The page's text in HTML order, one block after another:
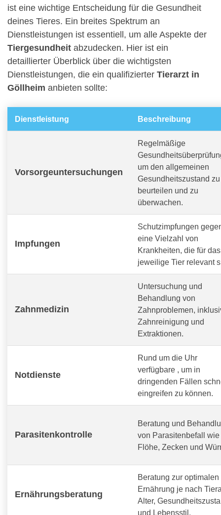
ist eine wichtige Entscheidung für die Gesundheit
deines Tieres. Ein breites Spektrum an
Dienstleistungen ist essentiell, um alle Aspekte der
Tiergesundheit abzudecken. Hier ist ein
detaillierter Überblick über die wichtigsten
Dienstleistungen, die ein qualifizierter Tierarzt in
Göllheim anbieten sollte:
Dienstleistung Beschreibung
Vorsorgeuntersuchungen
Regelmäßige
um den allgemeinen
Gesundheitszustand zu
beurteilen und zu
überwachen.
Impfungen
Schutzimpfungen
eine Vielzahl von
Krankheiten, die für das
jeweilige Tier relevant
Zahnmedizin
Untersuchung und
Behandlung von
Zahnproblemen,
Zahnreinigung und
Extraktionen.
Notdienste
Rund um die Uhr
verfügbare , um in
dringenden Fällen
eingreifen zu können.
Parasitenkontrolle
Beratung und
von Parasitenbefall wie
Flöhe, Zecken und
Ernährungsberatung
Beratung zur optimalen
Ernährung je nach
Alter,
und Lebensstil.